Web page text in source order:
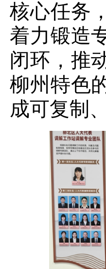
核心任务
着力锻造
闭环，推
柳州特色
成可复制